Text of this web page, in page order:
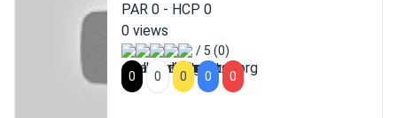
PAR 0- HCP 0
0 views
/ 5 (0)
0
0 0 0 0